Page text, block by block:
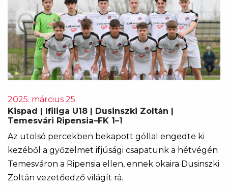
2025. március 25.
Kispad | Ifiliga U18 | Dusinszki Zoltán |
Temesvári Ripensia–FK 1–1
Az utolsó percekben bekapott góllal engedte ki
kezéből a győzelmet ifjúsági csapatunk a hétvégén
Temesváron a Ripensia ellen, ennek okaira Dusinszki
Zoltán vezetőedző világít rá.